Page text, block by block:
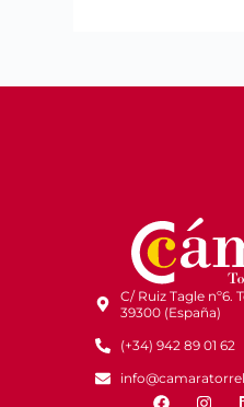
C/ Ruiz Tagle nº6.
39300 (España)
(+34) 942 89 01 62